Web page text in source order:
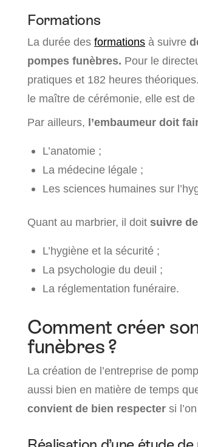
Formations
La durée des formations à suivre
pompes funèbres. Pour le
pratiques et 182 heures
le maître de cérémonie, elle est
Par ailleurs, l’embaumeur doit
L’anatomie ;
La médecine légale ;
Les sciences humaines sur
Quant au marbrier, il doit suivre
L’hygiène et la sécurité ;
La psychologie du deuil ;
La réglementation funéraire.
Comment créer
funèbres ?
La création de l’entreprise de
aussi bien en matière de temps
convient de bien respecter si